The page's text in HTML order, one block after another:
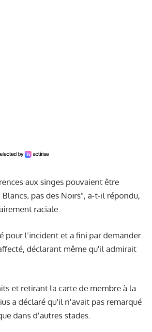
aux singes pouvaient être
pas des Noirs", a-t-il répondu,
raciale.
pour l'incident et a fini par demander
déclarant même qu'il admirait
et retirant la carte de membre à la
a déclaré qu'il n'avait pas remarqué
dans d'autres stades.